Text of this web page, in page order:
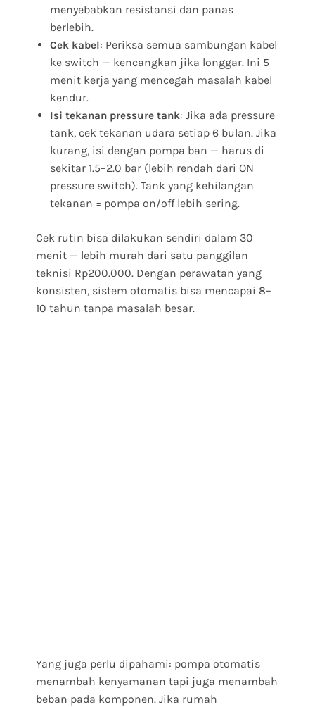
menyebabkan resistansi dan panas
berlebih.
Cek kabel: Periksa semua sambungan kabel
ke switch — kencangkan jika longgar. Ini 5
menit kerja yang mencegah masalah kabel
kendur.
Isi tekanan pressure tank: Jika ada pressure
tank, cek tekanan udara setiap 6 bulan. Jika
kurang, isi dengan pompa ban — harus di
sekitar 1.5–2.0 bar (lebih rendah dari ON
pressure switch). Tank yang kehilangan
tekanan = pompa on/off lebih sering.
Cek rutin bisa dilakukan sendiri dalam 30
menit — lebih murah dari satu panggilan
teknisi Rp200.000. Dengan perawatan yang
konsisten, sistem otomatis bisa mencapai 8–
10 tahun tanpa masalah besar.
Yang juga perlu dipahami: pompa otomatis
menambah kenyamanan tapi juga menambah
beban pada komponen. Jika rumah